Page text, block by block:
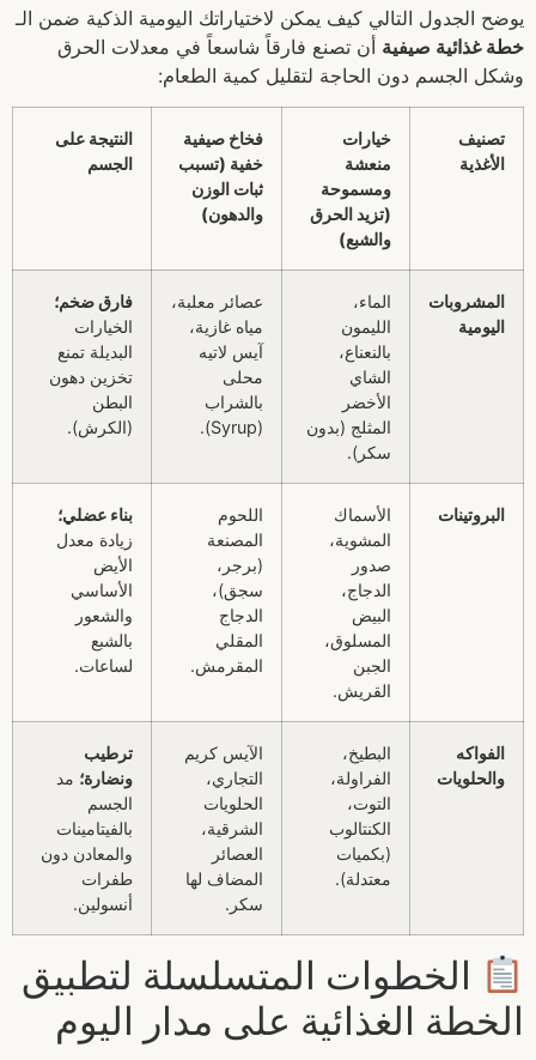
يوضح الجدول التالي كيف يمكن لاختياراتك اليومية الذكية ضمن الـ
خطة غذائية صيفية أن تصنع فارقاً شاسعاً في معدلات الحرق
وشكل الجسم دون الحاجة لتقليل كمية الطعام:
تصنيف
الأغذية
خيارات
منعشة
ومسموحة
(تزيد الحرق
والشبع)
فخاخ صيفية
خفية (تسبب
ثبات الوزن
والدهون)
النتيجة على
الجسم
المشروبات
اليومية
الماء،
الليمون
بالنعناع،
الشاي
الأخضر
المثلج (بدون
سكر).
عصائر معلبة،
مياه غازية،
آيس لاتيه
محلى
بالشراب
(Syrup).
فارق ضخم؛
الخيارات
البديلة تمنع
تخزين دهون
البطن
(الكرش).
البروتينات
الأسماك
المشوية،
صدور
الدجاج،
البيض
المسلوق،
الجبن
القريش.
اللحوم
المصنعة
(برجر،
سجق)،
الدجاج
المقلي
المقرمش.
بناء عضلي؛
زيادة معدل
الأيض
الأساسي
والشعور
بالشبع
لساعات.
الفواكه
والحلويات
البطيخ،
الفراولة،
التوت،
الكنتالوب
(بكميات
معتدلة).
الآيس كريم
التجاري،
الحلويات
الشرقية،
العصائر
المضاف لها
سكر.
ترطيب
ونضارة؛ مد
الجسم
بالفيتامينات
والمعادن دون
طفرات
أنسولين.
الخطوات المتسلسلة لتطبيق
الخطة الغذائية على مدار اليوم